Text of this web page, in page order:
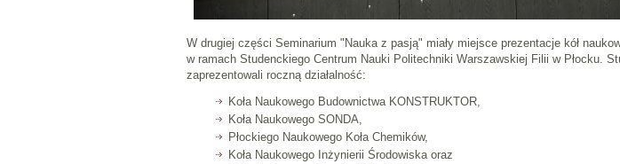
W drugiej części Seminarium "Nauka z pasją" miały miejsce prezentacje kół
w ramach Studenckiego Centrum Nauki Politechniki Warszawskiej Filii w Płocku.
zaprezentowali roczną działalność:
Koła Naukowego Budownictwa KONSTRUKTOR,
Koła Naukowego SONDA,
Płockiego Naukowego Koła Chemików,
Koła Naukowego Inżynierii Środowiska oraz